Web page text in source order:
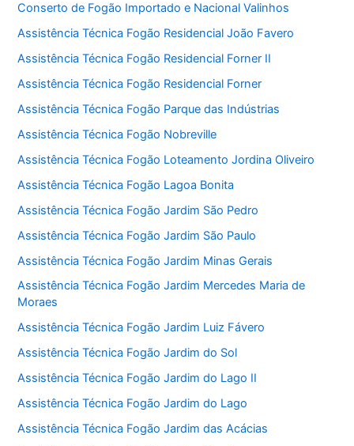
Conserto de Fogão Importado e Nacional Valinhos
Assistência Técnica Fogão Residencial João Favero
Assistência Técnica Fogão Residencial Forner II
Assistência Técnica Fogão Residencial Forner
Assistência Técnica Fogão Parque das Indústrias
Assistência Técnica Fogão Nobreville
Assistência Técnica Fogão Loteamento Jordina Oliveiro
Assistência Técnica Fogão Lagoa Bonita
Assistência Técnica Fogão Jardim São Pedro
Assistência Técnica Fogão Jardim São Paulo
Assistência Técnica Fogão Jardim Minas Gerais
Assistência Técnica Fogão Jardim Mercedes Maria de
Moraes
Assistência Técnica Fogão Jardim Luiz Fávero
Assistência Técnica Fogão Jardim do Sol
Assistência Técnica Fogão Jardim do Lago II
Assistência Técnica Fogão Jardim do Lago
Assistência Técnica Fogão Jardim das Acácias